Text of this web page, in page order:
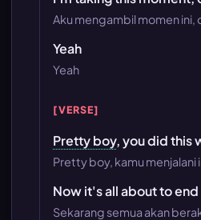
Aku mengambil momen ini,
Yeah
Yeah
[VERSE]
Pretty boy, you did this
Pretty boy, kamu menjalani
Now it's all about to end
Sekarang semua akan